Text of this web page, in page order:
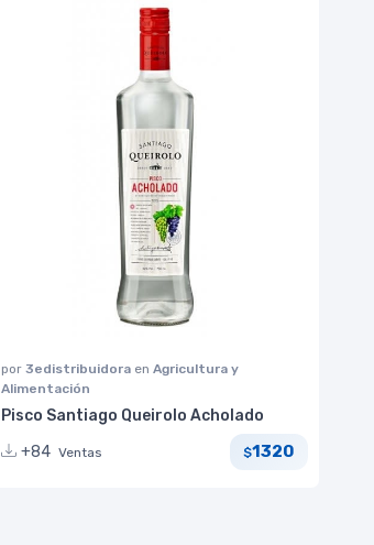
por 3edistribuidora en Agricultura y
Alimentación
Pisco Santiago Queirolo Acholado
+84 Ventas $1320